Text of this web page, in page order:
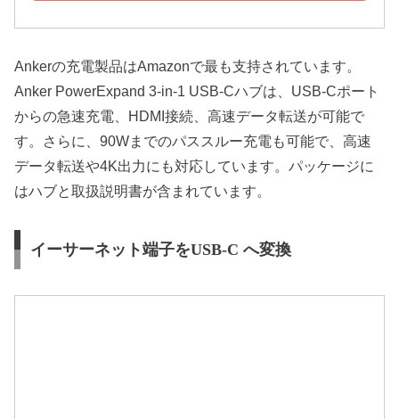
Ankerの充電製品はAmazonで最も支持されています。
Anker PowerExpand 3-in-1 USB-Cハブは、USB-Cポート
からの急速充電、HDMI接続、高速データ転送が可能で
す。さらに、90Wまでのパススルー充電も可能で、高速
データ転送や4K出力にも対応しています。パッケージに
はハブと取扱説明書が含まれています。
イーサーネット端子をUSB-C へ変換